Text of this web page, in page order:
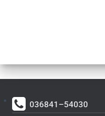
036841–54030